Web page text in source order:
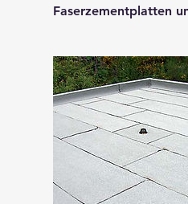
Faserzementplatten